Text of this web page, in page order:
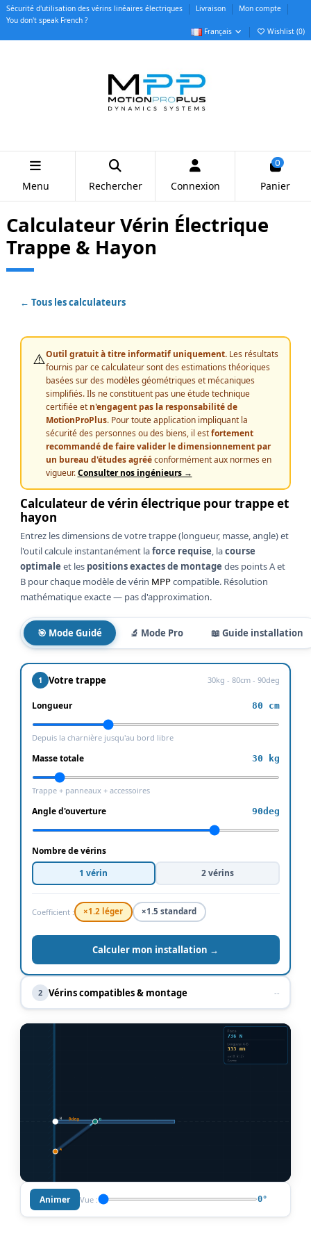
Sécurité d'utilisation des vérins linéaires électriques Livraison
Mon compte
You don't speak French ?
Français
Wishlist (0)
Menu Rechercher Connexion
0
Panier
Calculateur Vérin Électrique
Trappe & Hayon
← Tous les calculateurs
⚠️Outil gratuit à titre informatif uniquement.Les résultats
fournis par ce calculateur sont des estimations théoriques
basées sur des modèles géométriques et mécaniques
simplifiés. Ils ne constituent pas une étude technique
certifiée et n'engagent pas la responsabilité de
MotionProPlus. Pour toute application impliquant la
sécurité des personnes ou des biens, il estfortement
recommandé de faire valider le dimensionnement par
un bureau d'études agrééconformément aux normes en
vigueur.Consulter nos ingénieurs →
Calculateur de vérin électrique pour trappe et
hayon
Entrez les dimensions de votre trappe (longueur, masse, angle) et
l'outil calcule instantanément laforce requise, lacourse
optimale et les positions exactes de montage des points A et
B pour chaque modèle de vérin MPPcompatible. Résolution
mathématique exacte — pas d'approximation.
🎯 Mode Guidé 🔬 Mode Pro 📖 Guide installation
1 Votre trappe 30kg - 80cm - 90deg
Longueur 80 cm
Depuis la charnière jusqu'au bord libre
Masse totale 30 kg
Trappe + panneaux + accessoires
Angle d'ouverture 90deg
Nombre de vérins
1 vérin
2 vérins
Coefficient : ×1.2 léger ×1.5 standard
Calculer mon installation →
2 Vérins compatibles & montage --
Animer Vue : 0°